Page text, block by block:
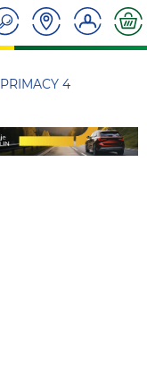
PRIMACY 4